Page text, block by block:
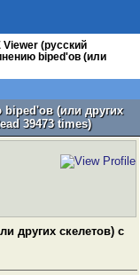
Viewer (русский
biped'ов (или
(или других
39473 times)
других скелетов) с